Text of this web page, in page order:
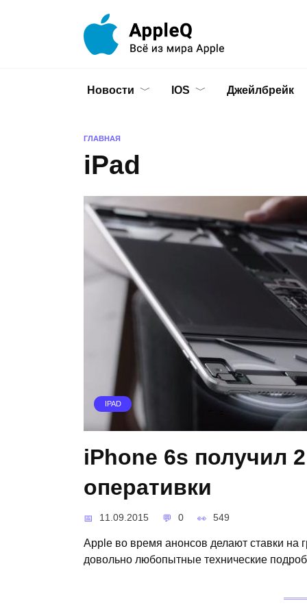
Новости IOS Джейлбрейк
ГЛАВНАЯ
iPad
IPAD
iPhone 6s получил
оперативки
11.09.2015 0 549
Apple во время анонсов делают ставки на
довольно любопытные технические